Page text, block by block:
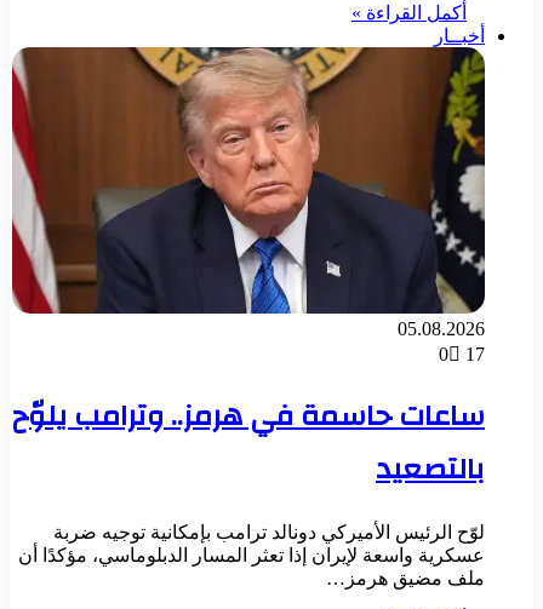
أكمل القراءة »
أخبــار
05.08.2026
0
17
ساعات حاسمة في هرمز.. وترامب يلوّح
بالتصعيد
لوّح الرئيس الأميركي دونالد ترامب بإمكانية توجيه ضربة
عسكرية واسعة لإيران إذا تعثر المسار الدبلوماسي، مؤكدًا أن
ملف مضيق هرمز…